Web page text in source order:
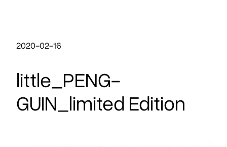
2020-02-16
little_PENG-
GUIN_limited Edition